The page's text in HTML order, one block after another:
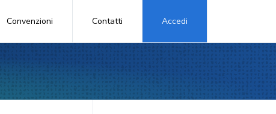
Convenzioni Contatti Accedi